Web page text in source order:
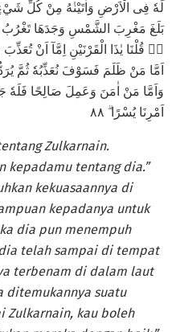
بَلَغَ مَغْرِبَ الشَّمْسِ وَجَدَهَا تَغْرُبُ
وَاَمَّا مَنْ اٰمَنَ وَعَمِلَ صَالِحًا
اَمْرِنَا يُسْرًا ۗ ٨٨
Zulkarnain.
kepadamu tentang dia.”
kekuasaannya di
kepadanya untuk
dia pun menempuh
telah sampai di tempat
terbenam di dalam laut
ditemukannya suatu
Zulkarnain, kau boleh